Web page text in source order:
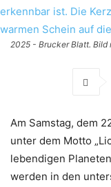
2025 - Brucker Blatt. Bild
Am Samstag, dem
unter dem Motto
lebendigen
werden in den